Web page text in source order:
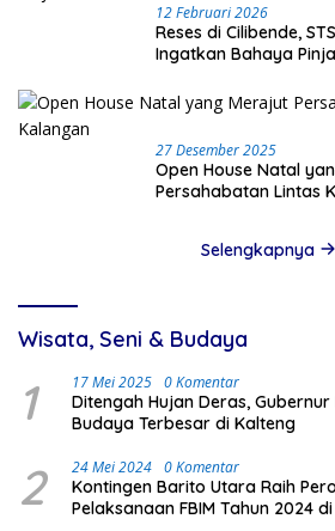
12 Februari 2026
Reses di Cilibende,
Ingatkan Bahaya
27 Desember 2025
Open House Natal
Persahabatan Lintas
Selengkapnya
Wisata, Seni & Budaya
1 17 Mei 2025 0 Komentar
Ditengah Hujan Deras,
Budaya Terbesar di Kalteng
2 24 Mei 2024 0 Komentar
Kontingen Barito Utara Raih
Pelaksanaan FBIM Tahun 2024